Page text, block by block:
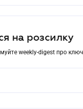
на розсилку
weekly-digest про